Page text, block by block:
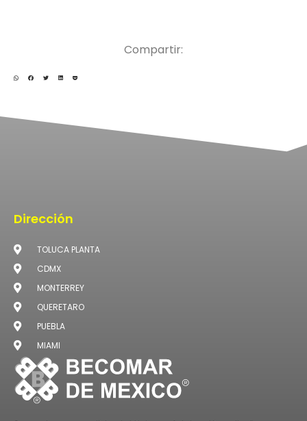
Compartir:
Dirección
TOLUCA PLANTA
CDMX
MONTERREY
QUERETARO
PUEBLA
MIAMI